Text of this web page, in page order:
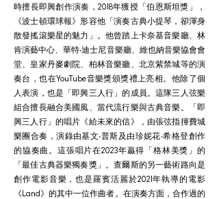
時擅長即興創作演奏，2018年獲授「伯恩斯坦獎」，
《波士頓環球報》形容他「演奏古典小提琴，卻渾身
散發搖滾樂星的魅力」。他曾踏上卡奈基音樂廳、林
肯演藝中心、華特‧迪士尼音樂廳、維也納音樂協會會
堂、皇家丹麥劇院、柏林音樂廳、北京紫禁城等的演
奏台，也在YouTube音樂獎頒獎禮上亮相。他除了個
人表演，也是「即興三人行」的成員。這隊三人弦樂
組合擅長融合美國風、當代流行樂與古典音樂。「即
興三人行」的唱片《給未來的信》，由張弦指揮費城
樂團合奏，演錄由基文‧普斯及由珍妮花‧希格登創作
的協奏曲。這張唱片在2023年贏得「格林美獎」的
「最佳古典器樂獨奏獎」。查爾斯的另一藝術路向是
創作電影音樂，也是羅賓活麗於2021年執導的電影
《Land》的其中一位作曲者。在演奏方面，合作過的